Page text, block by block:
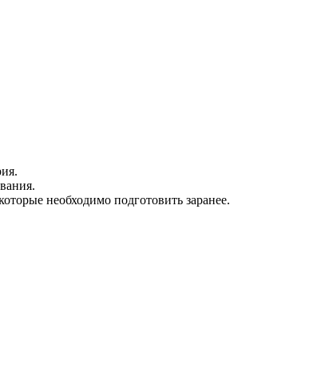
необходимо подготовить заранее.